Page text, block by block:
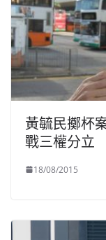
黃毓民擲杯
戰三權分立
18/08/2015